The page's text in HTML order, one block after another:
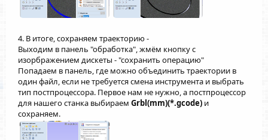
4. В итоге, сохраняем траекторию -
Выходим в панель "обработка", жмём кнопку с
изорбражением дискеты - "сохранить операцию"
Попадаем в панель, где можно объединить траектории в
один файл, если не требуется смена инструмента и выбрать
тип постпроцессора. Первое нам не нужно, а постпроцессор
для нашего станка выбираем Grbl(mm)(*.gcode) и
сохраняем.